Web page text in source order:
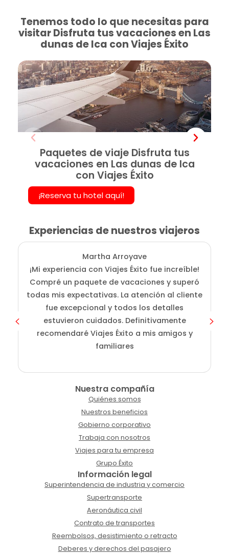
Tenemos todo lo que necesitas para
visitar Disfruta tus vacaciones en Las
dunas de Ica con Viajes Éxito
Paquetes de viaje Disfruta tus
vacaciones en Las dunas de Ica
con Viajes Éxito
¡Reserva tu hotel aquí!
Experiencias de nuestros viajeros
Martha Arroyave
¡Mi experiencia con Viajes Éxito fue increíble!
Compré un paquete de vacaciones y superó
todas mis expectativas. La atención al cliente
fue excepcional y todos los detalles
estuvieron cuidados. Definitivamente
recomendaré Viajes Éxito a mis amigos y
familiares
Nuestra compañía
Quiénes somos
Nuestros beneficios
Gobierno corporativo
Trabaja con nosotros
Viajes para tu empresa
Grupo Éxito
Información legal
Superintendencia de industria y comercio
Supertransporte
Aeronáutica civil
Contrato de transportes
Reembolsos, desistimiento o retracto
Deberes y derechos del pasajero